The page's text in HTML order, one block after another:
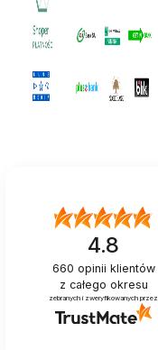
4.8
660 opinii klientów
z całego okresu
zebranych i zweryfikowanych przez